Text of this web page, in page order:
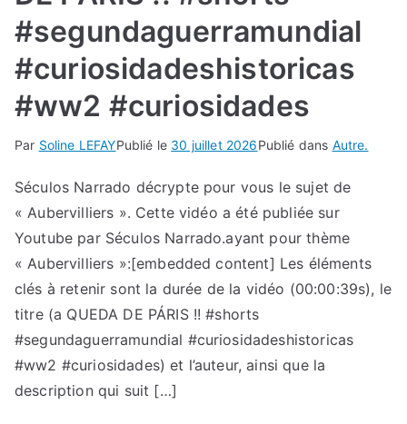
#segundaguerramundial
#curiosidadeshistoricas
#ww2 #curiosidades
Par Soline LEFAYPublié le 30 juillet 2026Publié dans Autre.
Séculos Narrado décrypte pour vous le sujet de
« Aubervilliers ». Cette vidéo a été publiée sur
Youtube par Séculos Narrado.ayant pour thème
« Aubervilliers »:[embedded content] Les éléments
clés à retenir sont la durée de la vidéo (00:00:39s), le
titre (a QUEDA DE PÁRIS !! #shorts
#segundaguerramundial #curiosidadeshistoricas
#ww2 #curiosidades) et l’auteur, ainsi que la
description qui suit […]